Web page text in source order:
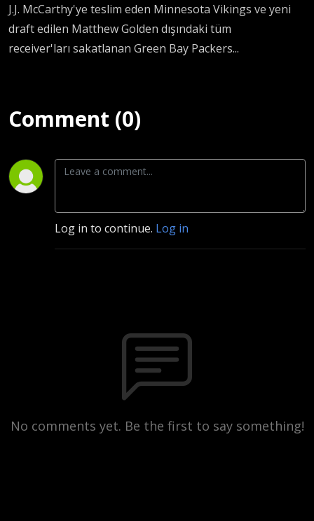
J.J. McCarthy'ye teslim eden Minnesota Vikings ve yeni
draft edilen Matthew Golden dışındaki tüm
receiver'ları sakatlanan Green Bay Packers...
Comment (0)
Log in to continue. Log in
No comments yet. Be the first to say something!